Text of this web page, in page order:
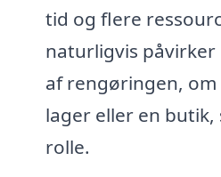
tid og flere
naturligvis
af rengøringen,
lager eller en butik,
rolle.